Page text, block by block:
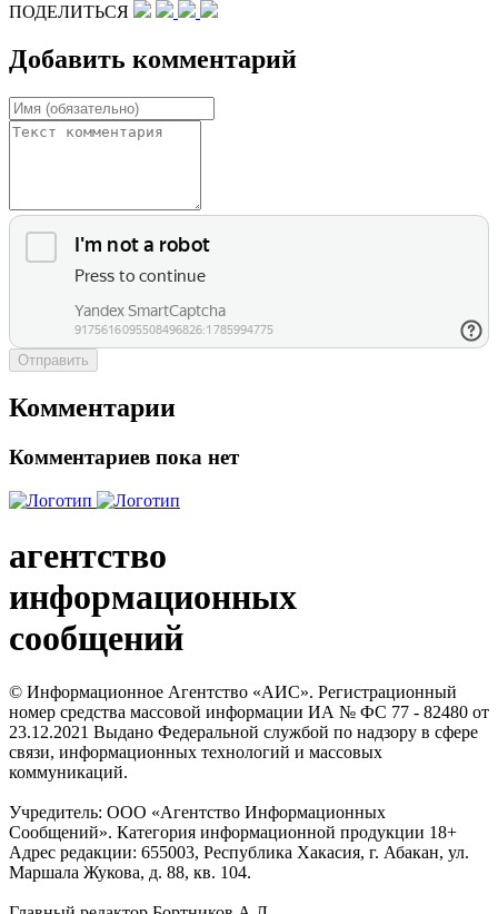
ПОДЕЛИТЬСЯ
Добавить комментарий
Отправить
Комментарии
Комментариев пока нет
агентство
информационных
сообщений
© Информационное Агентство «АИС». Регистрационный
номер средства массовой информации ИА № ФС 77 - 82480 от
23.12.2021 Выдано Федеральной службой по надзору в сфере
связи, информационных технологий и массовых
коммуникаций.
Учредитель: ООО «Агентство Информационных
Сообщений». Категория информационной продукции 18+
Адрес редакции: 655003, Республика Хакасия, г. Абакан, ул.
Маршала Жукова, д. 88, кв. 104.